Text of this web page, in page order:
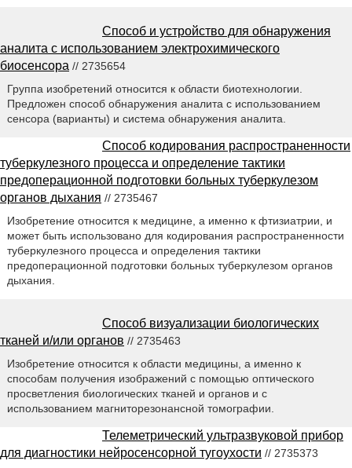
Способ и устройство для обнаружения
аналита с использованием электрохимического
биосенсора // 2735654
Группа изобретений относится к области биотехнологии.
Предложен способ обнаружения аналита с использованием
сенсора (варианты) и система обнаружения аналита.
Способ кодирования распространенности
туберкулезного процесса и определение тактики
предоперационной подготовки больных туберкулезом
органов дыхания // 2735467
Изобретение относится к медицине, а именно к фтизиатрии, и
может быть использовано для кодирования распространенности
туберкулезного процесса и определения тактики
предоперационной подготовки больных туберкулезом органов
дыхания.
Способ визуализации биологических
тканей и/или органов // 2735463
Изобретение относится к области медицины, а именно к
способам получения изображений с помощью оптического
просветления биологических тканей и органов и с
использованием магниторезонансной томографии.
Телеметрический ультразвуковой прибор
для диагностики нейросенсорной тугоухости // 2735373